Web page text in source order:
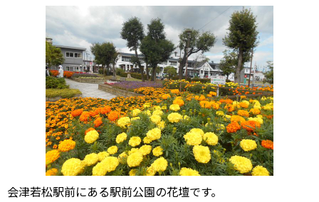
会津若松駅前にある駅前公園の花壇です。